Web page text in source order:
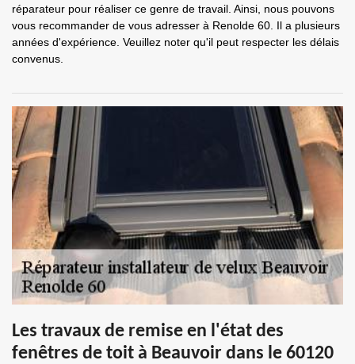
réparateur pour réaliser ce genre de travail. Ainsi, nous pouvons
vous recommander de vous adresser à Renolde 60. Il a plusieurs
années d'expérience. Veuillez noter qu'il peut respecter les délais
convenus.
Les travaux de remise en l'état des
fenêtres de toit à Beauvoir dans le 60120